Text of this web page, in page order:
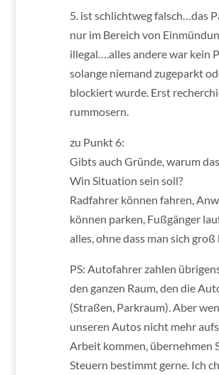
5. ist schlichtweg falsch…das
nur im Bereich von
illegal….alles andere war kein
solange niemand zugeparkt
blockiert wurde. Erst
rummosern.
zu Punkt 6:
Gibts auch Gründe, warum
Win Situation sein soll?
Radfahrer können fahren,
können parken, Fußgänger
alles, ohne dass man sich
PS: Autofahrer zahlen
den ganzen Raum, den die
(Straßen, Parkraum). Aber
unseren Autos nicht mehr
Arbeit kommen, übernehmen
Steuern bestimmt gerne. Ich